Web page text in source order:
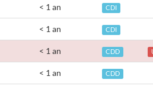
< 1 an CDI
< 1 an CDI
< 1 an CDD
< 1 an CDD